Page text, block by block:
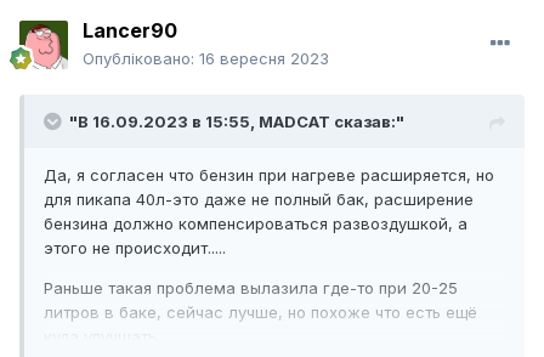
Lancer90
Опубліковано: 16 вересня 2023
"В 16.09.2023 в 15:55, MADCAT сказав:"
Да, я согласен что бензин при нагреве расширяется, но
для пикапа 40л-это даже не полный бак, расширение
бензина должно компенсироваться развоздушкой, а
этого не происходит.....
Раньше такая проблема вылазила где-то при 20-25
литров в баке, сейчас лучше, но похоже что есть ещё